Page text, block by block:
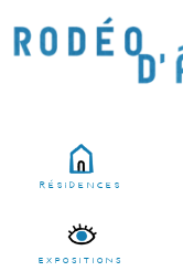
résidences
EXPOSITIONS